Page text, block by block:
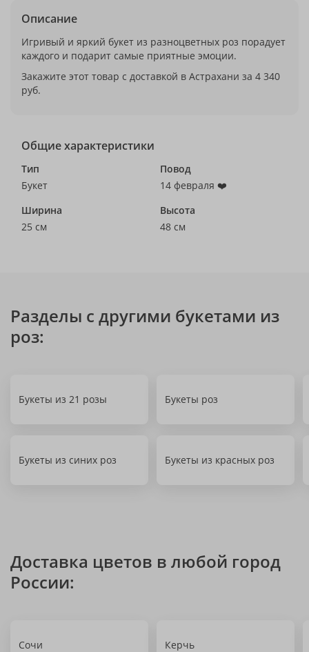
Описание
Игривый и яркий букет из разноцветных роз порадует
каждого и подарит самые приятные эмоции.
Закажите этот товар с доставкой в Астрахани за 4 340
руб.
Общие характеристики
Тип
Букет
Повод
14 февраля ❤️
Ширина
25 см
Высота
48 см
Разделы с другими букетами из
роз:
Букеты из 21 розы Букеты роз
Букеты из синих роз Букеты из красных роз
Доставка цветов в любой город
России:
Сочи Керчь